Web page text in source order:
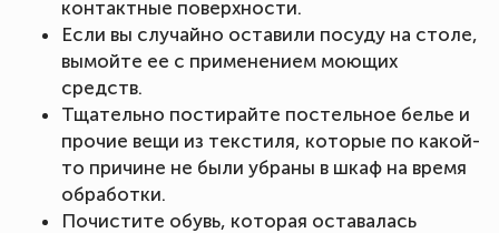
контактные поверхности.
Если вы случайно оставили посуду на столе,
вымойте ее с применением моющих
средств.
Тщательно постирайте постельное белье и
прочие вещи из текстиля, которые по какой-
то причине не были убраны в шкаф на время
обработки.
Почистите обувь, которая оставалась